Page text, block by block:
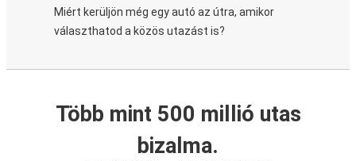
Miért kerüljön még egy autó az útra, amikor
választhatod a közös utazást is?
Több mint 500 millió utas
bizalma.